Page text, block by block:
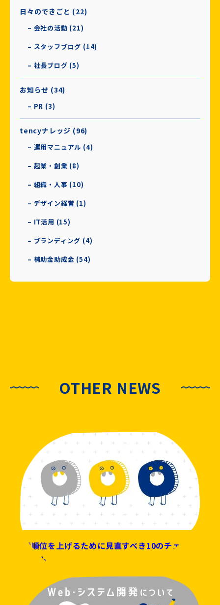
日々のできごと (22)
– 会社の活動 (21)
– スタッフブログ (14)
– 社長ブログ (5)
お知らせ (34)
– PR (3)
tencyナレッジ (96)
– 運用マニュアル (4)
– 起業・創業 (8)
– 組織・人事 (10)
– デザイン経営 (1)
– IT活用 (15)
– ブランディング (4)
– 補助金助成金 (54)
OTHER NEWS
検索順位を上げるために見直すべき10のチェック
ポイント